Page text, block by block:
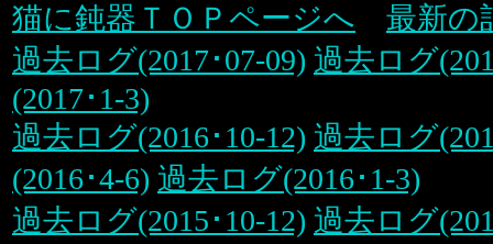
猫に鈍器ＴＯＰページへ
最新の
過去ログ(2017･07-09) 過去ログ
(2017･1-3)
過去ログ(2016･10-12) 過去ログ
(2016･4-6) 過去ログ(2016･1-3)
過去ログ(2015･10-12) 過去ログ